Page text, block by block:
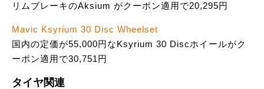
リムブレーキのAksium がクーポン適用で20,295円
Mavic Ksyrium 30 Disc Wheelset
国内の定価が55,000円なKsyrium 30 Discホイールがク
ーポン適用で30,751円
タイヤ関連